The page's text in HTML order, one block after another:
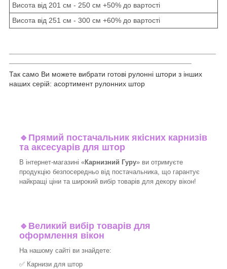
Висота від 201 см - 250 см +50% до вартості
Висота від 251 см - 300 см +60% до вартості
Так само Ви можете вибрати готові рулонні штори з інших
наших серій: асортимент рулонних штор
🔹 Прямий постачальник якісних карнизів
та аксесуарів для штор
В інтернет-магазині «Карнизний Гуру» ви отримуєте
продукцію безпосередньо від постачальника, що гарантує
найкращі ціни та широкий вибір товарів для декору вікон!​
🔹 Великий вибір товарів для
оформлення вікон
На нашому сайті ви знайдете:
✅ Карнизи для штор